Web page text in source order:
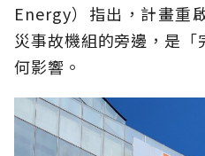
Energy）指出，計畫重
災事故機組的旁邊，是
何影響。